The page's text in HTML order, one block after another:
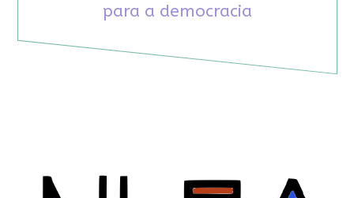
para a democracia